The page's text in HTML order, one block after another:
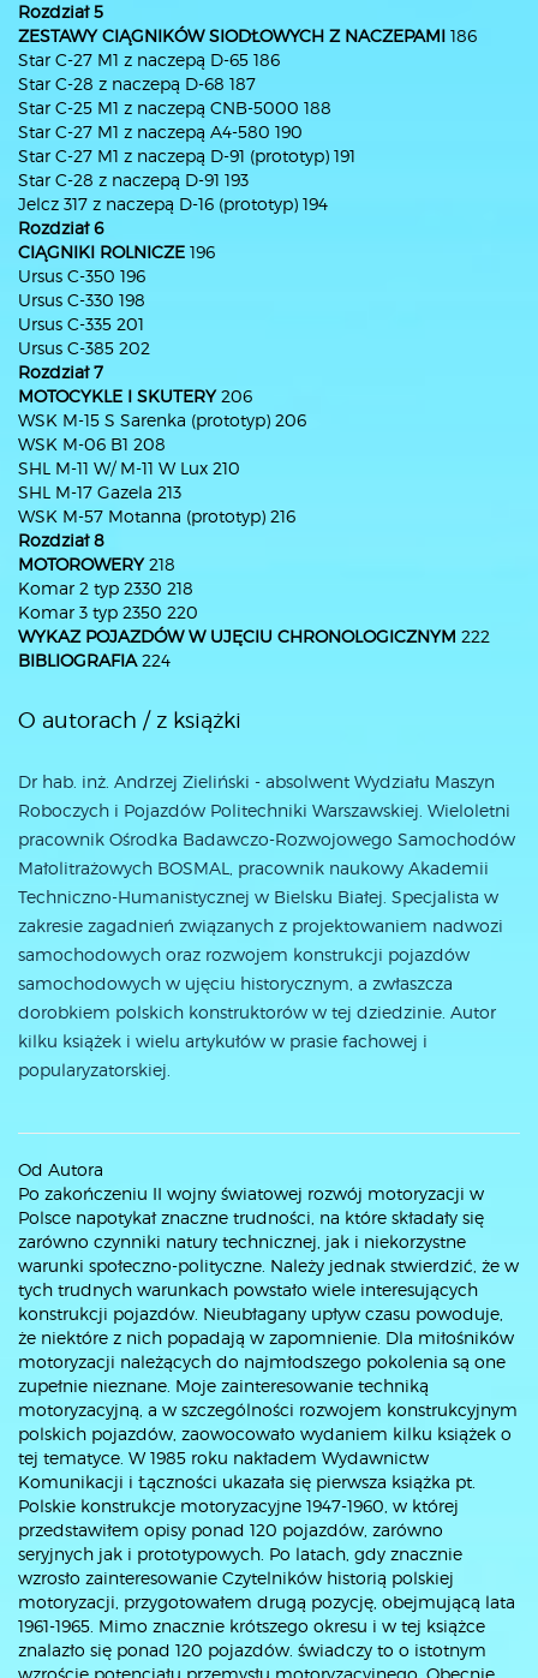
Rozdział 5
ZESTAWY CIĄGNIKÓW SIODŁOWYCH Z NACZEPAMI 186
Star C-27 M1 z naczepą D-65 186
Star C-28 z naczepą D-68 187
Star C-25 M1 z naczepą CNB-5000 188
Star C-27 M1 z naczepą A4-580 190
Star C-27 M1 z naczepą D-91 (prototyp) 191
Star C-28 z naczepą D-91 193
Jelcz 317 z naczepą D-16 (prototyp) 194
Rozdział 6
CIĄGNIKI ROLNICZE 196
Ursus C-350 196
Ursus C-330 198
Ursus C-335 201
Ursus C-385 202
Rozdział 7
MOTOCYKLE I SKUTERY206
WSK M-15 S Sarenka (prototyp) 206
WSK M-06 B1 208
SHL M-11 W/ M-11 W Lux 210
SHL M-17 Gazela 213
WSK M-57 Motanna (prototyp) 216
Rozdział 8
MOTOROWERY218
Komar 2 typ 2330 218
Komar 3 typ 2350 220
WYKAZ POJAZDÓW W UJĘCIU CHRONOLOGICZNYM 222
BIBLIOGRAFIA 224
O autorach / z książki
Dr hab. inż. Andrzej Zieliński - absolwent Wydziału Maszyn
Roboczych i Pojazdów Politechniki Warszawskiej. Wieloletni
pracownik Ośrodka Badawczo-Rozwojowego Samochodów
Małolitrażowych BOSMAL, pracownik naukowy Akademii
Techniczno-Humanistycznej w Bielsku Białej. Specjalista w
zakresie zagadnień związanych z projektowaniem nadwozi
samochodowych oraz rozwojem konstrukcji pojazdów
samochodowych w ujęciu historycznym, a zwłaszcza
dorobkiem polskich konstruktorów w tej dziedzinie. Autor
kilku książek i wielu artykułów w prasie fachowej i
popularyzatorskiej.
Od Autora
Po zakończeniu II wojny światowej rozwój motoryzacji w
Polsce napotykał znaczne trudności, na które składały się
zarówno czynniki natury technicznej, jak i niekorzystne
warunki społeczno-polityczne. Należy jednak stwierdzić, że w
tych trudnych warunkach powstało wiele interesujących
konstrukcji pojazdów. Nieubłagany upływ czasu powoduje,
że niektóre z nich popadają w zapomnienie. Dla miłośników
motoryzacji należących do najmłodszego pokolenia są one
zupełnie nieznane. Moje zainteresowanie techniką
motoryzacyjną, a w szczególności rozwojem konstrukcyjnym
polskich pojazdów, zaowocowało wydaniem kilku książek o
tej tematyce. W 1985 roku nakładem Wydawnictw
Komunikacji i Łączności ukazała się pierwsza książka pt.
Polskie konstrukcje motoryzacyjne 1947-1960, w której
przedstawiłem opisy ponad 120 pojazdów, zarówno
seryjnych jak i prototypowych. Po latach, gdy znacznie
wzrosło zainteresowanie Czytelników historią polskiej
motoryzacji, przygotowałem drugą pozycję, obejmującą lata
1961-1965. Mimo znacznie krótszego okresu i w tej książce
znalazło się ponad 120 pojazdów. świadczy to o istotnym
wzroście potencjału przemysłu motoryzacyjnego. Obecnie